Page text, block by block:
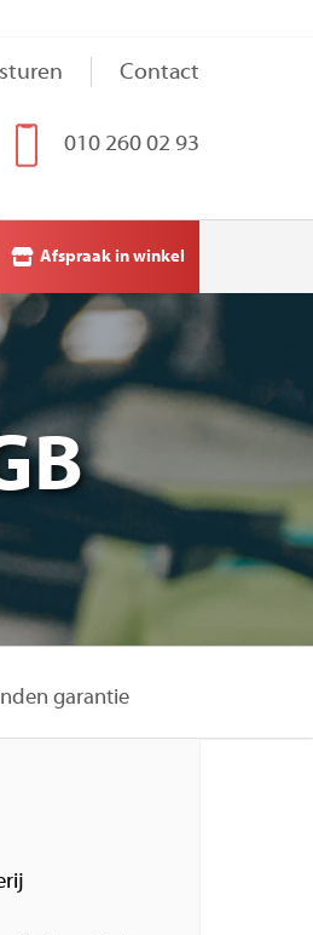
Contact
010 260 02 93
Afspraak in winkel
garantie